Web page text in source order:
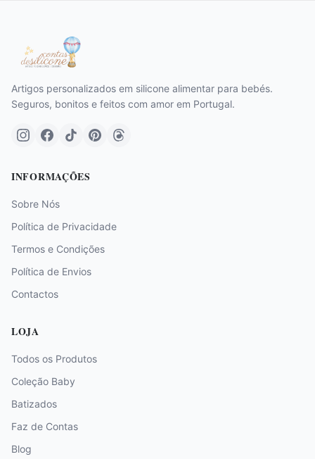
Artigos personalizados em silicone alimentar para bebés.
Seguros, bonitos e feitos com amor em Portugal.
INFORMAÇÕES
Sobre Nós
Política de Privacidade
Termos e Condições
Política de Envios
Contactos
LOJA
Todos os Produtos
Coleção Baby
Batizados
Faz de Contas
Blog